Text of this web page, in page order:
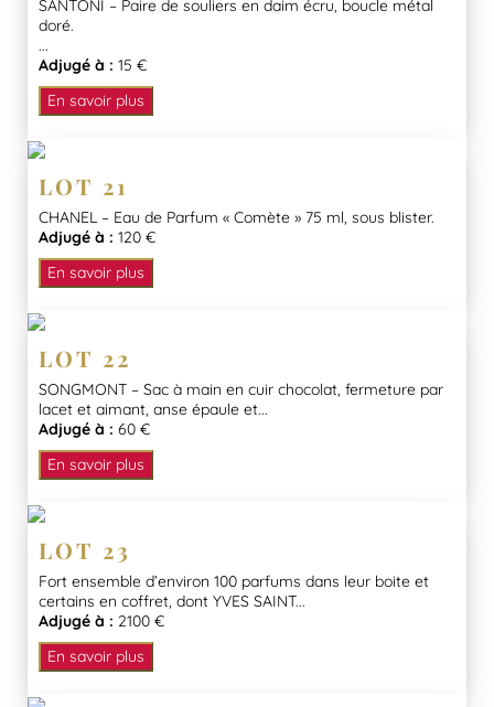
SANTONI – Paire de souliers en daim écru, boucle métal
doré.
...
Adjugé à : 15 €
En savoir plus
LOT 21
CHANEL – Eau de Parfum « Comète » 75 ml, sous blister.
Adjugé à : 120 €
En savoir plus
LOT 22
SONGMONT – Sac à main en cuir chocolat, fermeture par
lacet et aimant, anse épaule et...
Adjugé à : 60 €
En savoir plus
LOT 23
Fort ensemble d’environ 100 parfums dans leur boite et
certains en coffret, dont YVES SAINT...
Adjugé à : 2100 €
En savoir plus